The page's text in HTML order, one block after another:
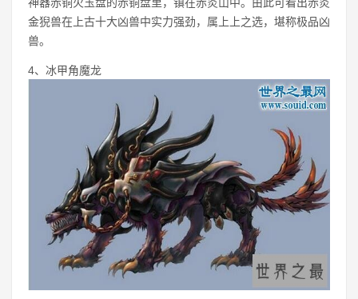
神器赤铜火玉盘的赤铜盘里，镇在赤炎山中。由此可看出赤炎
金猊兽在上古十大凶兽中实力强劲，属上上之选，堪称极品凶
兽。
4、冰甲角魔龙